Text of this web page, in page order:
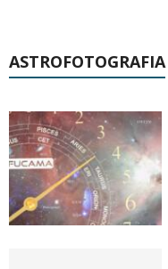
ASTROFOTOGRAFIA